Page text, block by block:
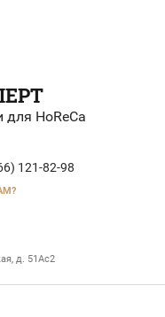
HoReCa
121-82-98
д. 51Ac2